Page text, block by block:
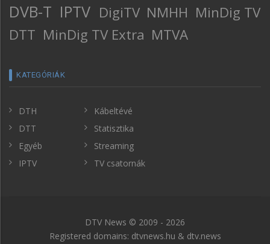
DVB-T IPTV DigiTV NMHH MinDig TV
DTT MinDig TV Extra MTVA
KATEGÓRIÁK
DTH
DTT
Egyéb
IPTV
Kábeltévé
Statisztika
Streaming
TV csatornák
DTV News © 2009 - 2026
Registered domains: dtvnews.hu & dtv.news